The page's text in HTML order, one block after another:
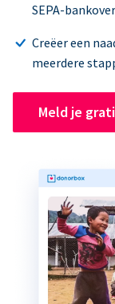
SEPA-
Creëer een
meerdere
Meld je